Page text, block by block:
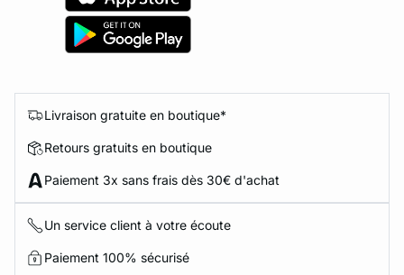
Livraison gratuite en boutique*
Retours gratuits en boutique
Paiement 3x sans frais dès 30€ d'achat
Un service client à votre écoute
Paiement 100% sécurisé